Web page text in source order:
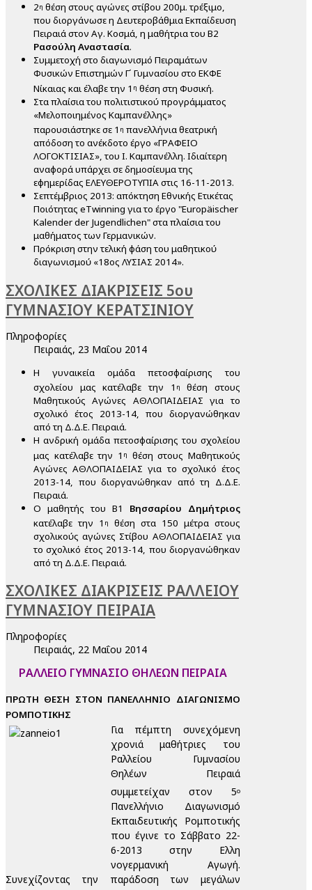
2η θέση στους αγώνες στίβου 200μ. τρέξιμο,
που διοργάνωσε η Δευτεροβάθμια Εκπαίδευση
Πειραιά στον Αγ. Κοσμά, η μαθήτρια του Β2
Ρασούλη Αναστασία.
Συμμετοχή στο διαγωνισμό Πειραμάτων
Φυσικών Επιστημών Γ΄ Γυμνασίου στο ΕΚΦΕ
Νίκαιας και έλαβε την 1 η θέση στη Φυσική.
Στα πλαίσια του πολιτιστικού προγράμματος
«Μελοποιημένος Καμπανέλλης»
παρουσιάστηκε σε 1 η πανελλήνια θεατρική
απόδοση το ανέκδοτο έργο «ΓΡΑΦΕΙΟ
ΛΟΓΟΚΤΙΣΙΑΣ», του Ι. Καμπανέλλη. Ιδιαίτερη
αναφορά υπάρχει σε δημοσίευμα της
εφημερίδας ΕΛΕΥΘΕΡΟΤΥΠΙΑ στις 16-11-2013.
Σεπτέμβριος 2013: απόκτηση Εθνικής Ετικέτας
Ποιότητας eTwinning για το έργο "Europäischer
Kalender der Jugendlichen" στα πλαίσια του
μαθήματος των Γερμανικών.
Πρόκριση στην τελική φάση του μαθητικού
διαγωνισμού «18ος ΛΥΣΙΑΣ 2014».
ΣΧΟΛΙΚΕΣ ΔΙΑΚΡΙΣΕΙΣ 5ου
ΓΥΜΝΑΣΙΟΥ ΚΕΡΑΤΣΙΝΙΟΥ
Πληροφορίες
Πειραιάς, 23 Μαΐου 2014
Η γυναικεία ομάδα πετοσφαίρισης του
σχολείου μας κατέλαβε την 1 η
θέση στους
Μαθητικούς Αγώνες ΑΘΛΟΠΑΙΔΕΙΑΣ για το
σχολικό έτος 2013-14, που διοργανώθηκαν
από τη Δ.Δ.Ε. Πειραιά.
Η ανδρική ομάδα πετοσφαίρισης του σχολείου
μας κατέλαβε την 1 η
θέση στους Μαθητικούς
Αγώνες ΑΘΛΟΠΑΙΔΕΙΑΣ για το σχολικό έτος
2013-14, που διοργανώθηκαν από τη Δ.Δ.Ε.
Πειραιά.
Ο μαθητής του Β1 Βησσαρίου Δημήτριος
κατέλαβε την 1 η
θέση στα 150 μέτρα στους
σχολικούς αγώνες Στίβου ΑΘΛΟΠΑΙΔΕΙΑΣ για
το σχολικό έτος 2013-14, που διοργανώθηκαν
από τη Δ.Δ.Ε. Πειραιά.
ΣΧΟΛΙΚΕΣ ΔΙΑΚΡΙΣΕΙΣ ΡΑΛΛΕΙΟΥ
ΓΥΜΝΑΣΙΟΥ ΠΕΙΡΑΙΑ
Πληροφορίες
Πειραιάς, 22 Μαΐου 2014
ΡΑΛΛΕΙΟ ΓΥΜΝΑΣΙΟ ΘΗΛΕΩΝ ΠΕΙΡΑΙΑ
ΠΡΩΤΗ ΘΕΣΗ ΣΤΟΝ ΠΑΝΕΛΛΗΝΙΟ ΔΙΑΓΩΝΙΣΜΟ
ΡΟΜΠΟΤΙΚΗΣ
Για πέμπτη συνεχόμενη
χρονιά μαθήτριες του
Ραλλείου Γυμνασίου
Θηλέων Πειραιά
συμμετείχαν στον 5ο
Πανελλήνιο Διαγωνισμό
Εκπαιδευτικής Ρομποτικής
που έγινε το Σάββατο 22-
6-2013 στην Ελλη
νογερμανική Αγωγή.
Συνεχίζοντας την παράδοση των μεγάλων